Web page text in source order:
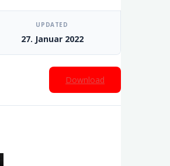
UPDATED
27. Januar 2022
Download